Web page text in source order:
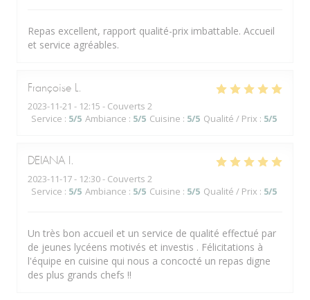
Repas excellent, rapport qualité-prix imbattable. Accueil
et service agréables.
Françoise L
2023-11-21 - 12:15 - Couverts 2
Service : 5/5 Ambiance : 5/5 Cuisine : 5/5 Qualité / Prix : 5/5
DEIANA
2023-11-17- 12:30 - Couverts 2
Service : 5/5 Ambiance : 5/5 Cuisine : 5/5 Qualité / Prix : 5/5
Un très bon accueil et un service de qualité effectué par
de jeunes lycéens motivés et investis . Félicitations à
l'équipe en cuisine qui nous a concocté un repas digne
des plus grands chefs !!